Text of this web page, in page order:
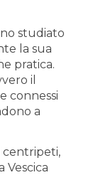
studiato
la sua
pratica.
il
connessi
a